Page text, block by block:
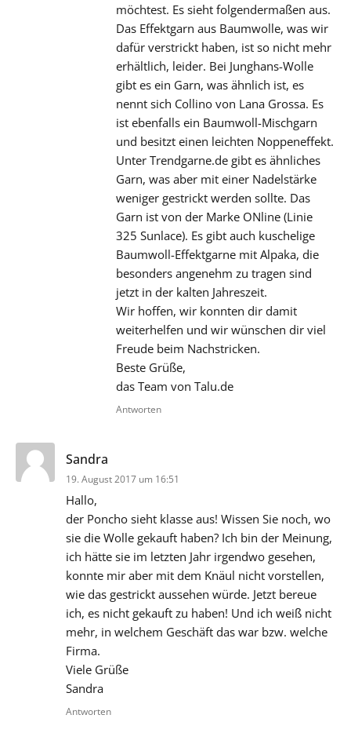
möchtest. Es sieht folgendermaßen aus.
Das Effektgarn aus Baumwolle, was wir
dafür verstrickt haben, ist so nicht mehr
erhältlich, leider. Bei Junghans-Wolle
gibt es ein Garn, was ähnlich ist, es
nennt sich Collino von Lana Grossa. Es
ist ebenfalls ein Baumwoll-Mischgarn
und besitzt einen leichten Noppeneffekt.
Unter Trendgarne.de gibt es ähnliches
Garn, was aber mit einer Nadelstärke
weniger gestrickt werden sollte. Das
Garn ist von der Marke ONline (Linie
325 Sunlace). Es gibt auch kuschelige
Baumwoll-Effektgarne mit Alpaka, die
besonders angenehm zu tragen sind
jetzt in der kalten Jahreszeit.
Wir hoffen, wir konnten dir damit
weiterhelfen und wir wünschen dir viel
Freude beim Nachstricken.
Beste Grüße,
das Team von Talu.de
Antworten
Sandra
19. August 2017 um 16:51
Hallo,
der Poncho sieht klasse aus! Wissen Sie noch, wo
sie die Wolle gekauft haben? Ich bin der Meinung,
ich hätte sie im letzten Jahr irgendwo gesehen,
konnte mir aber mit dem Knäul nicht vorstellen,
wie das gestrickt aussehen würde. Jetzt bereue
ich, es nicht gekauft zu haben! Und ich weiß nicht
mehr, in welchem Geschäft das war bzw. welche
Firma.
Viele Grüße
Sandra
Antworten